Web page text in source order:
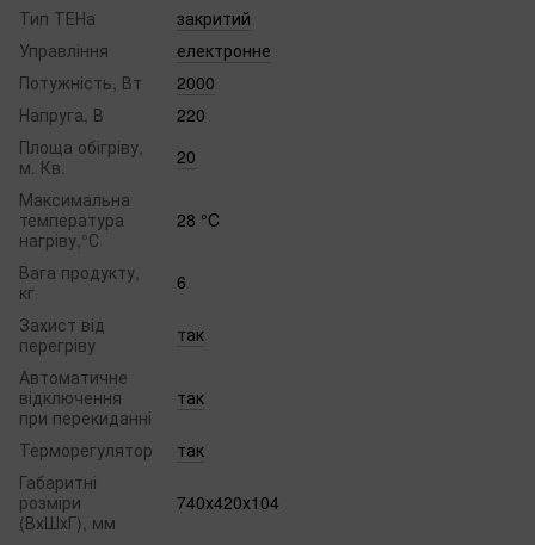
Тип ТЕНа
закритий
Управління
електронне
Потужність, Вт
2000
Напруга, В
220
Площа обігріву,
м. Кв.
20
Максимальна
температура
нагріву,°С
28 °C
Вага продукту,
кг
6
Захист від
перегріву
так
Автоматичне
відключення
при перекиданні
так
Терморегулятор
так
Габаритні
розміри
(ВхШхГ), мм
740х420x104